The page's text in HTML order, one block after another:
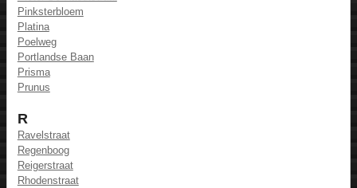
Pinksterbloem
Platina
Poelweg
Portlandse Baan
Prisma
Prunus
R
Ravelstraat
Regenboog
Reigerstraat
Rhodenstraat